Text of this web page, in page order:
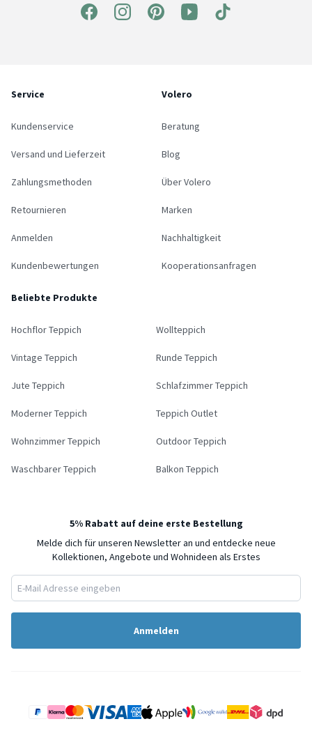
Service
Kundenservice
Versand und Lieferzeit
Zahlungsmethoden
Retournieren
Anmelden
Kundenbewertungen
Volero
Beratung
Blog
Über Volero
Marken
Nachhaltigkeit
Kooperationsanfragen
Beliebte Produkte
Hochflor Teppich Wollteppich
Vintage Teppich Runde Teppich
Jute Teppich Schlafzimmer Teppich
Moderner Teppich Teppich Outlet
Wohnzimmer Teppich Outdoor Teppich
Waschbarer Teppich Balkon Teppich
5% Rabatt auf deine erste Bestellung
Melde dich für unseren Newsletter an und entdecke neue
Kollektionen, Angebote und Wohnideen als Erstes
Anmelden